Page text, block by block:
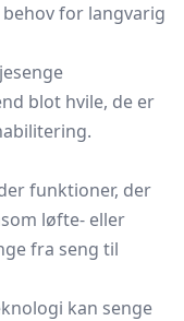
for langvarig
blot hvile, de er
funktioner, der
løfte- eller
fra seng til
kan senge